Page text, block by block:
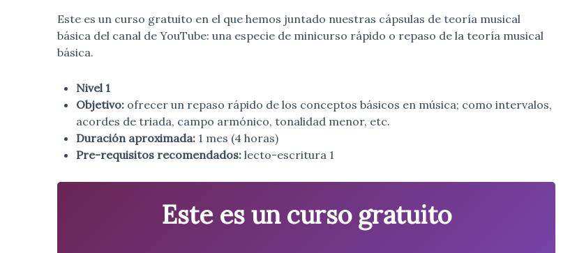
Este es un curso gratuito en el que hemos juntado nuestras cápsulas de teoría musical
básica del canal de YouTube: una especie de minicurso rápido o repaso de la teoría musical
básica.
Nivel 1
Objetivo: ofrecer un repaso rápido de los conceptos básicos en música; como intervalos,
acordes de triada, campo armónico, tonalidad menor, etc.
Duración aproximada: 1 mes (4 horas)
Pre-requisitos recomendados: lecto-escritura 1
Este es un curso gratuito